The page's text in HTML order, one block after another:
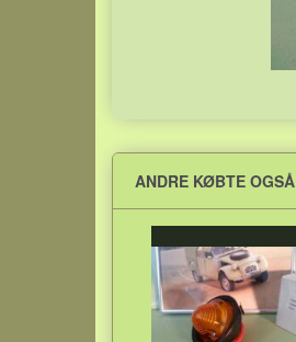
ANDRE KØBTE OGSÅ